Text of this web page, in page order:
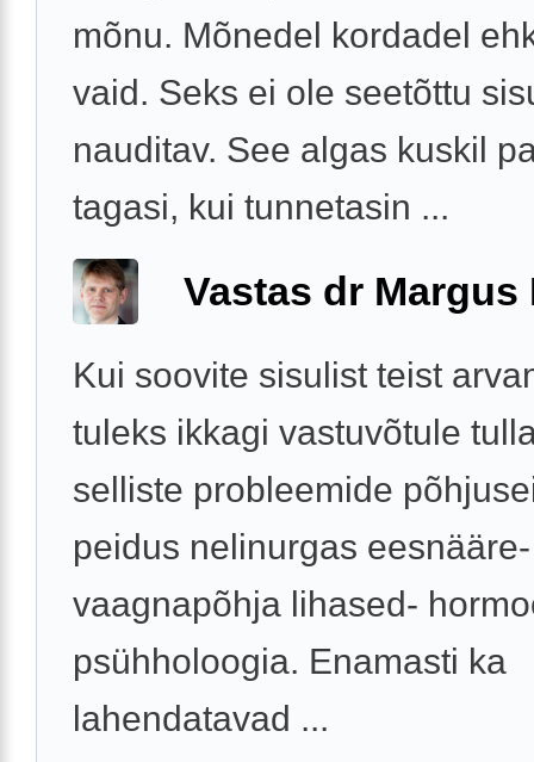
mõnu. Mõnedel kordadel
vaid. Seks ei ole seetõttu
nauditav. See algas kuskil
tagasi, kui tunnetasin ...
Vastas dr Margus
Kui soovite sisulist teist
tuleks ikkagi vastuvõtule
selliste probleemide
peidus nelinurgas eesnääre-
vaagnapõhja lihased-
psühholoogia. Enamasti ka
lahendatavad ...